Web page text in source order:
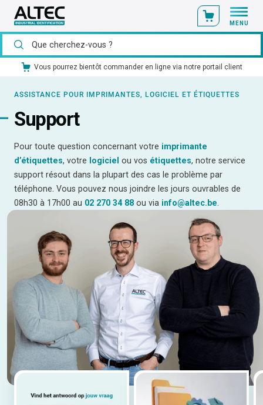
MENU
Vous pourrez bientôt commander en ligne via notre portail client
ASSISTANCE POUR IMPRIMANTES, LOGICIEL ET ÉTIQUETTES
Support
Pour toute question concernant votre imprimante
d’étiquettes, votre logiciel ou vos étiquettes, notre service
support résout dans la plupart des cas le problème par
téléphone. Vous pouvez nous joindre les jours ouvrables de
08h30 à 17h00 au 02 270 34 88 ou via info@altec.be